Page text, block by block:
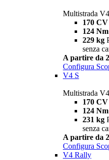
Multistrada V4
170 CV
124 Nm
229 kg
senza
A partire da
Configura
V4 S
Multistrada
170 CV
124 Nm
231 kg
senza
A partire da
Configura
V4 Rally